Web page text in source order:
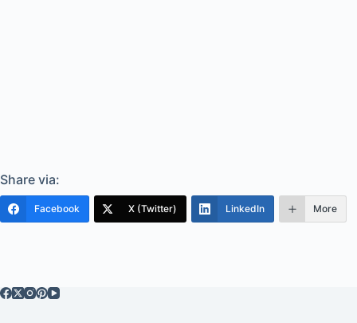
Share via:
Facebook X (Twitter) LinkedIn More